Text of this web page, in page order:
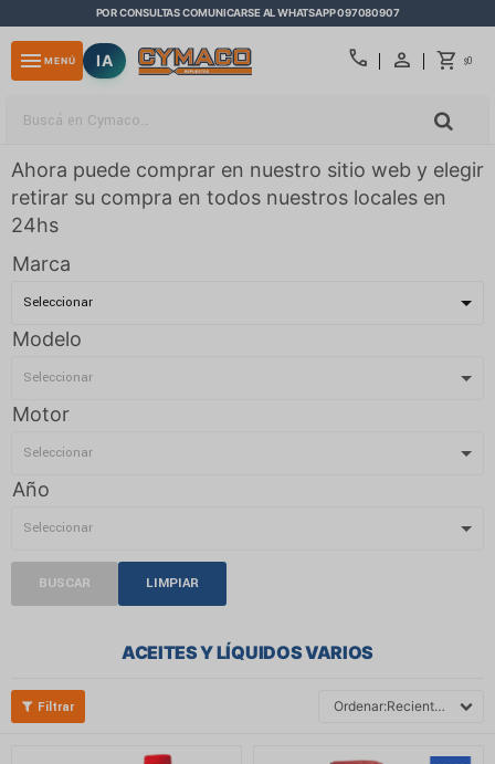
POR CONSULTAS COMUNICARSE AL WHATSAPP 097080907
call $0
menu MENÚ IA
Ahora puede comprar en nuestro sitio web y elegir
retirar su compra en todos nuestros locales en
24hs
Marca
Modelo
Motor
Año
BUSCAR LIMPIAR
ACEITES Y LÍQUIDOS VARIOS
Recientes
close